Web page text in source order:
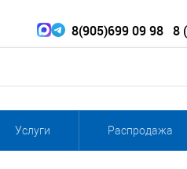
8(905)699 09 98 8
Услуги Распродажа